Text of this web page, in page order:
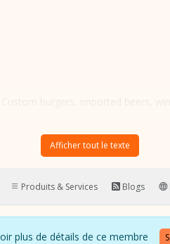
Afficher tout le texte
Produits & Services Blogs
plus de détails de ce membre